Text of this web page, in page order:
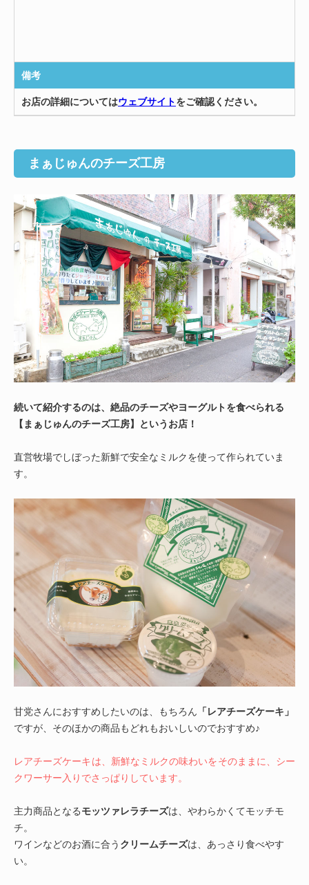
備考
お店の詳細についてはウェブサイトをご確認ください。
まぁじゅんのチーズ工房
続いて紹介するのは、絶品のチーズやヨーグルトを食べられる
【まぁじゅんのチーズ工房】というお店！
直営牧場でしぼった新鮮で安全なミルクを使って作られていま
す。
甘党さんにおすすめしたいのは、もちろん 「レアチーズケーキ」
ですが、そのほかの商品もどれもおいしいのでおすすめ♪
レアチーズケーキは、新鮮なミルクの味わいをそのままに、シー
クワーサー入りでさっぱりしています。
主力商品となるモッツァレラチーズは、やわらかくてモッチモ
チ。
ワインなどのお酒に合う クリームチーズは、あっさり食べやす
い。